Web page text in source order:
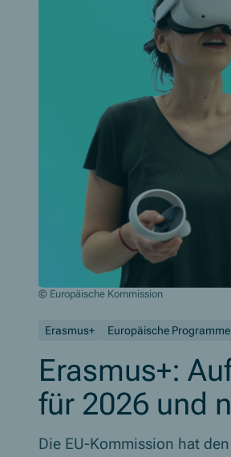
© Europäische Kommission
Erasmus+ Europäische Programme
Erasmus+:
für 2026 und
Die EU-Kommission hat